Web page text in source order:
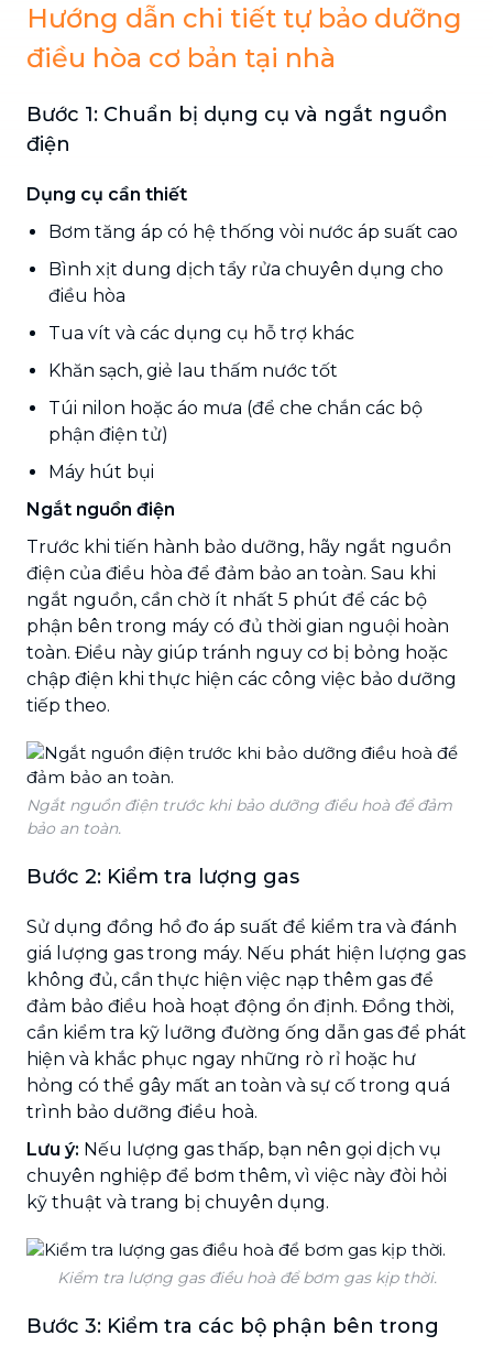
Hướng dẫn chi tiết tự bảo dưỡng
điều hòa cơ bản tại nhà
Bước 1: Chuẩn bị dụng cụ và ngắt nguồn
điện
Dụng cụ cần thiết
Bơm tăng áp có hệ thống vòi nước áp suất cao
Bình xịt dung dịch tẩy rửa chuyên dụng cho
điều hòa
Tua vít và các dụng cụ hỗ trợ khác
Khăn sạch, giẻ lau thấm nước tốt
Túi nilon hoặc áo mưa (để che chắn các bộ
phận điện tử)
Máy hút bụi
Ngắt nguồn điện
Trước khi tiến hành bảo dưỡng, hãy ngắt nguồn
điện của điều hòa để đảm bảo an toàn. Sau khi
ngắt nguồn, cần chờ ít nhất 5 phút để các bộ
phận bên trong máy có đủ thời gian nguội hoàn
toàn. Điều này giúp tránh nguy cơ bị bỏng hoặc
chập điện khi thực hiện các công việc bảo dưỡng
tiếp theo.
Ngắt nguồn điện trước khi bảo dưỡng điều hoà để đảm
bảo an toàn.
Bước 2: Kiểm tra lượng gas
Sử dụng đồng hồ đo áp suất để kiểm tra và đánh
giá lượng gas trong máy. Nếu phát hiện lượng gas
không đủ, cần thực hiện việc nạp thêm gas để
đảm bảo điều hoà hoạt động ổn định. Đồng thời,
cần kiểm tra kỹ lưỡng đường ống dẫn gas để phát
hiện và khắc phục ngay những rò rỉ hoặc hư
hỏng có thể gây mất an toàn và sự cố trong quá
trình bảo dưỡng điều hoà.
Lưu ý: Nếu lượng gas thấp, bạn nên gọi dịch vụ
chuyên nghiệp để bơm thêm, vì việc này đòi hỏi
kỹ thuật và trang bị chuyên dụng.
Kiểm tra lượng gas điều hoà để bơm gas kịp thời.
Bước 3: Kiểm tra các bộ phận bên trong